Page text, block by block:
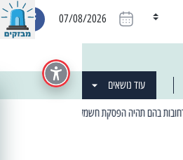
07/08/2026
עוד נושאים